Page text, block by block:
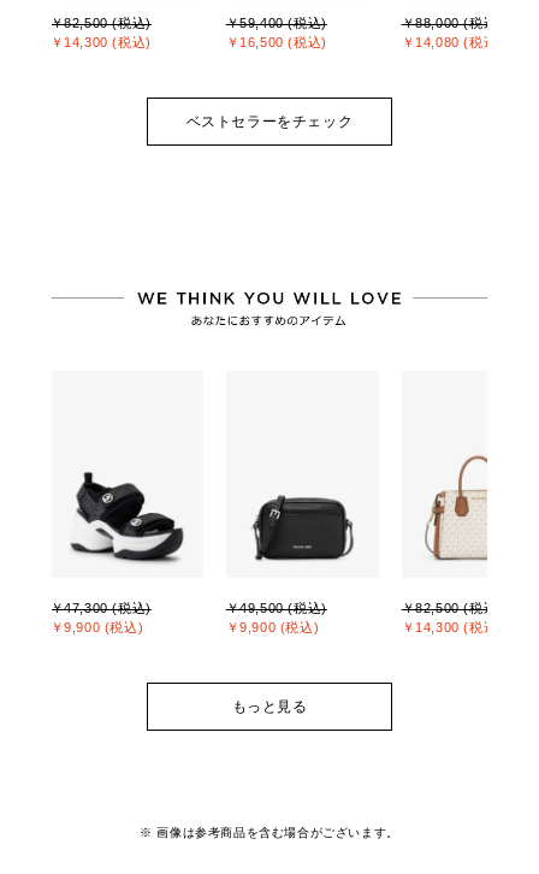
￥82,500 (税込)
￥14,300 (税込)
￥59,400 (税込)
￥16,500 (税込)
￥88,000 (税込)
￥14,080 (税込)
ベストセラーをチェック
￥47,300 (税込)
￥9,900 (税込)
￥49,500 (税込)
￥9,900 (税込)
￥82,500 (税込)
￥14,300 (税込)
もっと見る
※ 画像は参考商品を含む場合がございます。